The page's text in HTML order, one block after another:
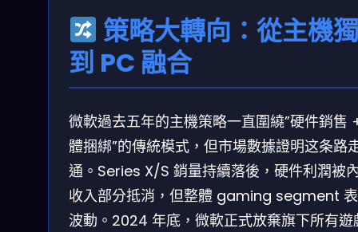
策略大轉向：從主機
到 PC 融合
微軟過去五年的主機策略一直圍繞”硬件銷售
體捆綁”的傳統模式，但市場數據證明这条路
通。Series X/S 銷量持續落後，硬件利潤被
收入部分抵消，但整體 gaming segment
波動。2024 年底，微軟正式放棄旗下所有遊